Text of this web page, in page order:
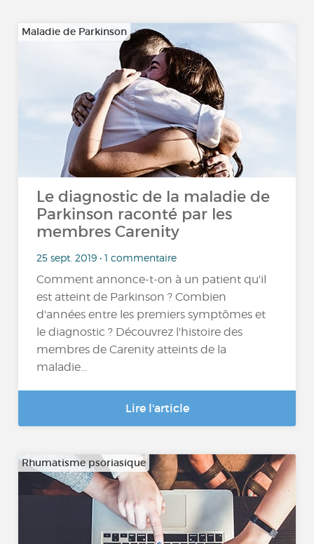
Maladie de Parkinson
Le diagnostic de la maladie de
Parkinson raconté par les
membres Carenity
25 sept. 2019 • 1 commentaire
Comment annonce-t-on à un patient qu'il
est atteint de Parkinson ? Combien
d'années entre les premiers symptômes et
le diagnostic ? Découvrez l'histoire des
membres de Carenity atteints de la
maladie...
Lire l'article
Rhumatisme psoriasique